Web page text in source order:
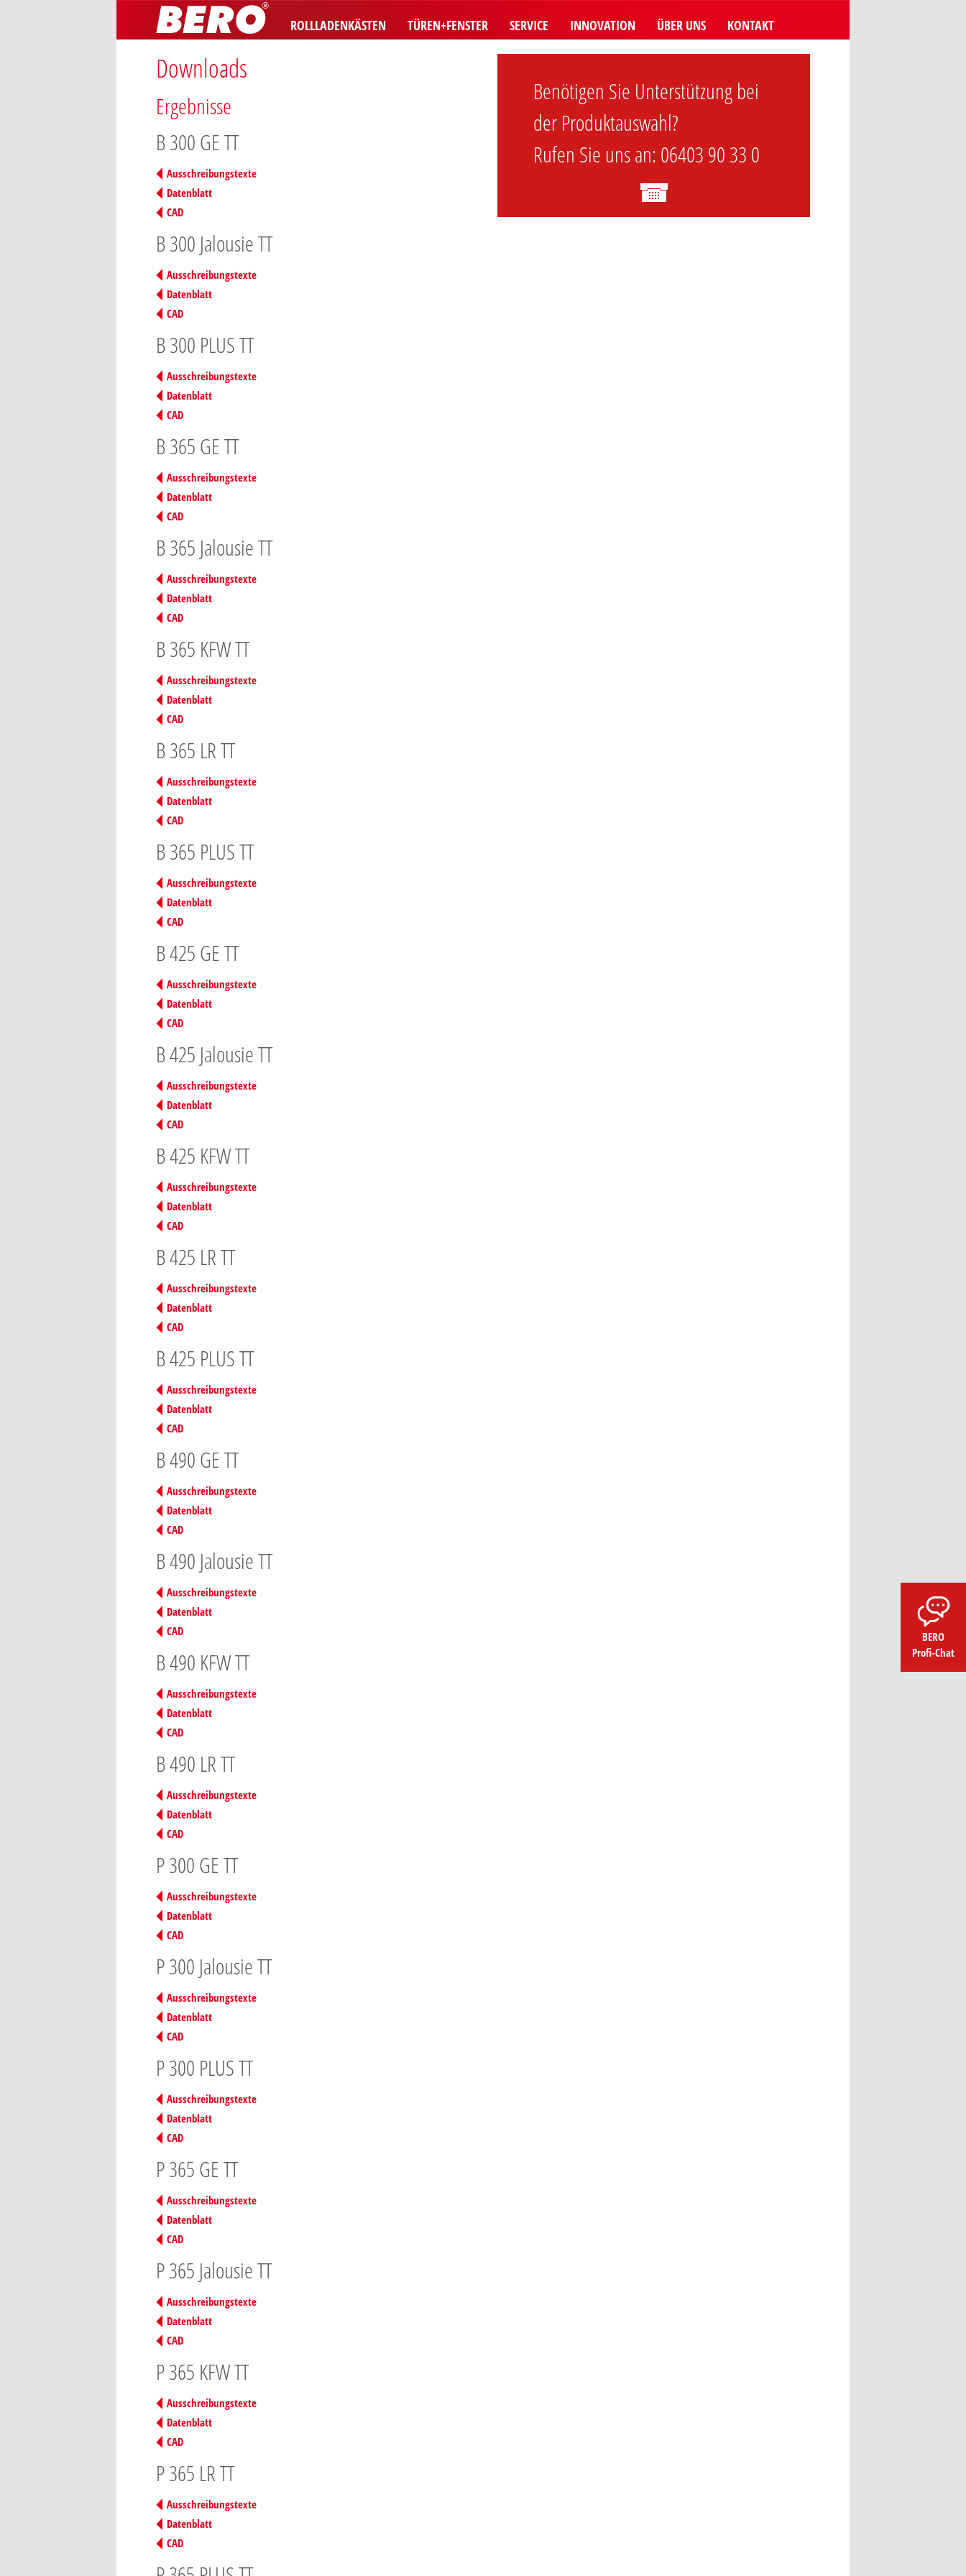
ROLLLADENKÄSTEN TÜREN+FENSTER SERVICE INNOVATION ÜBER UNS KONTAKT
Benötigen Sie Unterstützung bei
der Produktauswahl?
Rufen Sie uns an: 06403 90 33 0
Downloads
Ergebnisse
B 300 GE TT
Ausschreibungstexte
Datenblatt
CAD
B 300 Jalousie TT
Ausschreibungstexte
Datenblatt
CAD
B 300 PLUS TT
Ausschreibungstexte
Datenblatt
CAD
B 365 GE TT
Ausschreibungstexte
Datenblatt
CAD
B 365 Jalousie TT
Ausschreibungstexte
Datenblatt
CAD
B 365 KFW TT
Ausschreibungstexte
Datenblatt
CAD
B 365 LR TT
Ausschreibungstexte
Datenblatt
CAD
B 365 PLUS TT
Ausschreibungstexte
Datenblatt
CAD
B 425 GE TT
Ausschreibungstexte
Datenblatt
CAD
B 425 Jalousie TT
Ausschreibungstexte
Datenblatt
CAD
B 425 KFW TT
Ausschreibungstexte
Datenblatt
CAD
B 425 LR TT
Ausschreibungstexte
Datenblatt
CAD
B 425 PLUS TT
Ausschreibungstexte
Datenblatt
CAD
B 490 GE TT
Ausschreibungstexte
Datenblatt
CAD
B 490 Jalousie TT
Ausschreibungstexte
Datenblatt
CAD
B 490 KFW TT
Ausschreibungstexte
Datenblatt
CAD
B 490 LR TT
Ausschreibungstexte
Datenblatt
CAD
P 300 GE TT
Ausschreibungstexte
Datenblatt
CAD
P 300 Jalousie TT
Ausschreibungstexte
Datenblatt
CAD
P 300 PLUS TT
Ausschreibungstexte
Datenblatt
CAD
P 365 GE TT
Ausschreibungstexte
Datenblatt
CAD
P 365 Jalousie TT
Ausschreibungstexte
Datenblatt
CAD
P 365 KFW TT
Ausschreibungstexte
Datenblatt
CAD
P 365 LR TT
Ausschreibungstexte
Datenblatt
CAD
BERO
Profi-Chat